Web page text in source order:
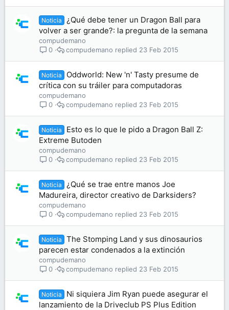
Noticia
¿Qué debe tener un Dragon Ball para
volver a ser grande?: la pregunta de la semana
compudemano
0
23 Feb 2015
compudemano
Noticia
Oddworld: New 'n' Tasty presume de
crítica con su tráiler para computadoras
compudemano
0
23 Feb 2015
compudemano
Noticia
Esto es lo que le pido a Dragon Ball Z:
Extreme Butoden
compudemano
0
23 Feb 2015
compudemano
Noticia
¿Qué se trae entre manos Joe
Madureira, director creativo de Darksiders?
compudemano
0
23 Feb 2015
compudemano
Noticia
The Stomping Land y sus dinosaurios
parecen estar condenados a la extinción
compudemano
0
23 Feb 2015
compudemano
Noticia
Ni siquiera Jim Ryan puede asegurar el
lanzamiento de la Driveclub PS Plus Edition